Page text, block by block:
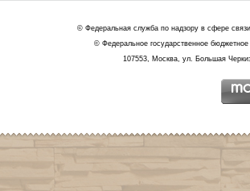
© Федеральная служба по надзору в сфере
© Федеральное государственное
107553, Москва, ул. Большая